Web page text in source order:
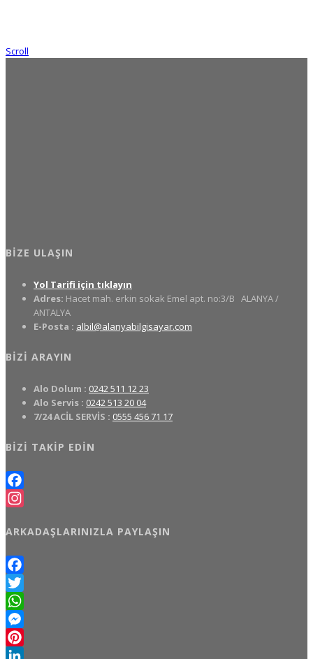
Scroll
BIZE ULAŞIN
Yol Tarifi için tıklayın
Adres: Hacet mah. erkin sokak Emel apt. no:3/B ALANYA /
ANTALYA
E-Posta : albil@alanyabilgisayar.com
BIZI ARAYIN
Alo Dolum : 0242 511 12 23
Alo Servis : 0242 513 20 04
7/24 ACİL SERVİS : 0555 456 71 17
BIZI TAKIP EDIN
Facebook
ARKADAŞLARINIZLA PAYLAŞIN
Facebook
Twitter
WhatsApp
Messenger
Pinterest